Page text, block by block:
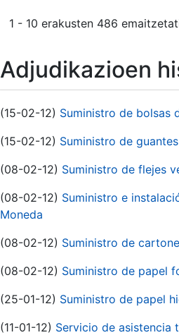
1 - 10 erakusten 486
Adjudikazioen
(15-02-12) Suministro de bolsas
(15-02-12) Suministro de
(08-02-12) Suministro de flejes
(08-02-12) Suministro e
Moneda
(08-02-12) Suministro de
(08-02-12) Suministro de papel
(25-01-12) Suministro de papel
(11-01-12) Servicio de asistencia